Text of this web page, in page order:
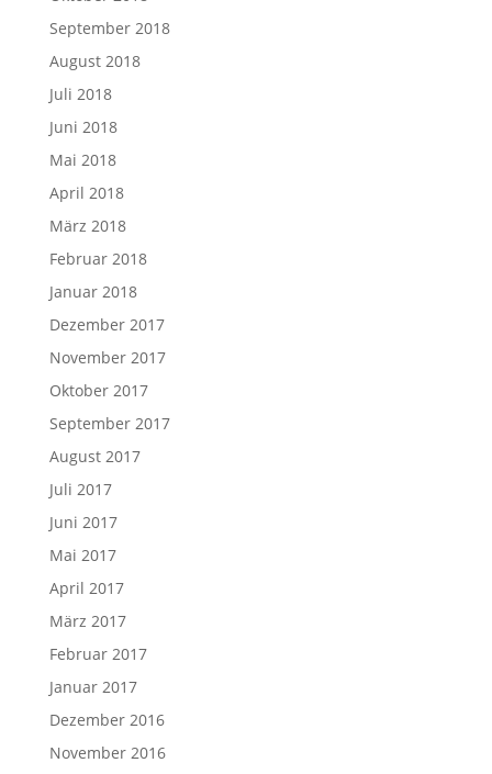
September 2018
August 2018
Juli 2018
Juni 2018
Mai 2018
April 2018
März 2018
Februar 2018
Januar 2018
Dezember 2017
November 2017
Oktober 2017
September 2017
August 2017
Juli 2017
Juni 2017
Mai 2017
April 2017
März 2017
Februar 2017
Januar 2017
Dezember 2016
November 2016